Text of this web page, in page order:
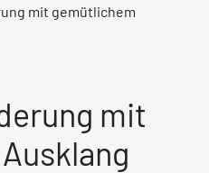
mit gemütlichem
mit